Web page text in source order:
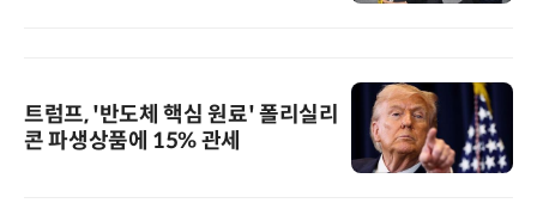
트럼프, '반도체 핵심 원료' 폴리실리
콘 파생상품에 15% 관세